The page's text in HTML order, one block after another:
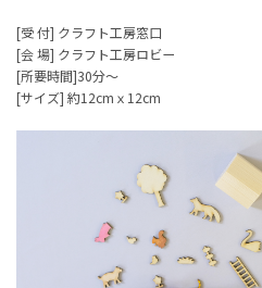
[受 付] クラフト工房窓口
[会 場] クラフト工房ロビー
[所要時間]30分～
[サイズ] 約12cmｘ12cm